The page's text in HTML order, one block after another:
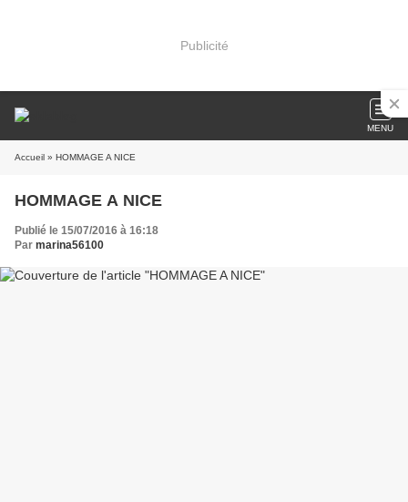
Publicité
MENU
Accueil » HOMMAGE A NICE
HOMMAGE A NICE
Publié le 15/07/2016 à 16:18
Par marina56100